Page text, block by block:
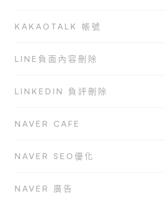
KAKAOTALK 帳號
LINE負面內容刪除
LINKEDIN 負評刪除
NAVER CAFE
NAVER SEO優化
NAVER 廣告